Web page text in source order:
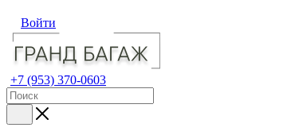
Войти
+7 (953) 370-0603